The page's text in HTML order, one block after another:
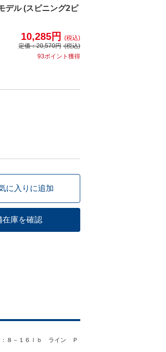
デル (スピニング2ピ
10,285円
(税込)
定価：20,570円 (税込)
93ポイント獲得
に入りに追加
在庫を確認
８－１６ｌｂ ライン Ｐ